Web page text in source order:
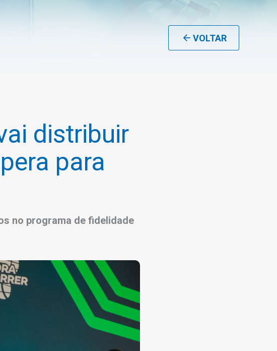
VOLTAR
distribuir
para
no programa de fidelidade